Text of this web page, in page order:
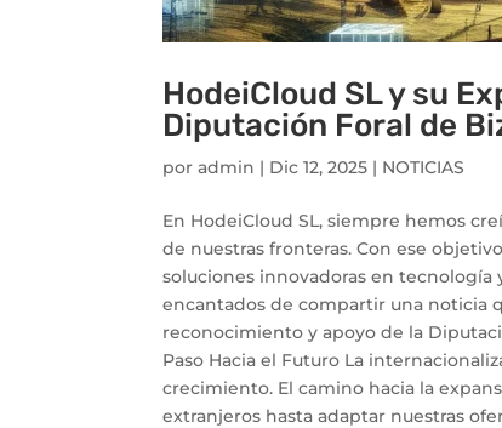
HodeiCloud SL y su
Diputación Foral de
poradmin | Dic 12, 2025 | NOTICIAS
En HodeiCloud SL, siempre hemos
de nuestras fronteras. Con ese
soluciones innovadoras en
encantados de compartir una noticia
reconocimiento y apoyo de la
Paso Hacia el Futuro La
crecimiento. El camino hacia la
extranjeros hasta adaptar nuestras